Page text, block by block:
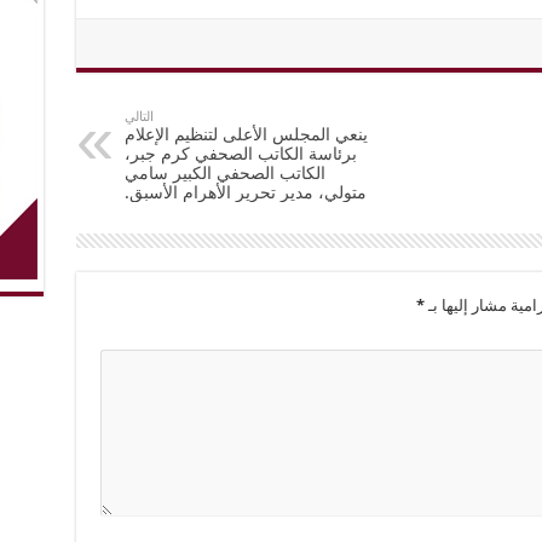
التالي
ينعي المجلس الأعلى لتنظيم الإعلام
برئاسة الكاتب الصحفي كرم جبر،
الكاتب الصحفي الكبير سامي
متولي، مدير تحرير الأهرام الأسبق.
مشار إليها بـ*